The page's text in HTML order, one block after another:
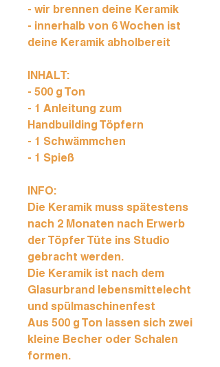
- wir brennen deine Keramik
- innerhalb von 6 Wochen ist
deine Keramik abholbereit
INHALT:
- 500 g Ton
- 1 Anleitung zum
Handbuilding Töpfern
- 1 Schwämmchen
- 1 Spieß
INFO:
Die Keramik muss spätestens
nach 2 Monaten nach Erwerb
der Töpfer Tüte ins Studio
gebracht werden.
Die Keramik ist nach dem
Glasurbrand lebensmittelecht
und spülmaschinenfest
Aus 500 g Ton lassen sich zwei
kleine Becher oder Schalen
formen.